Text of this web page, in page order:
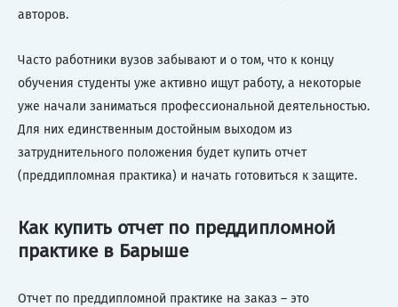
авторов.
Часто работники вузов забывают и о том, что к концу
обучения студенты уже активно ищут работу, а некоторые
уже начали заниматься профессиональной деятельностью.
Для них единственным достойным выходом из
затруднительного положения будет купить отчет
(преддипломная практика) и начать готовиться к защите.
Как купить отчет по преддипломной
практике в Барыше
Отчет по преддипломной практике на заказ – это